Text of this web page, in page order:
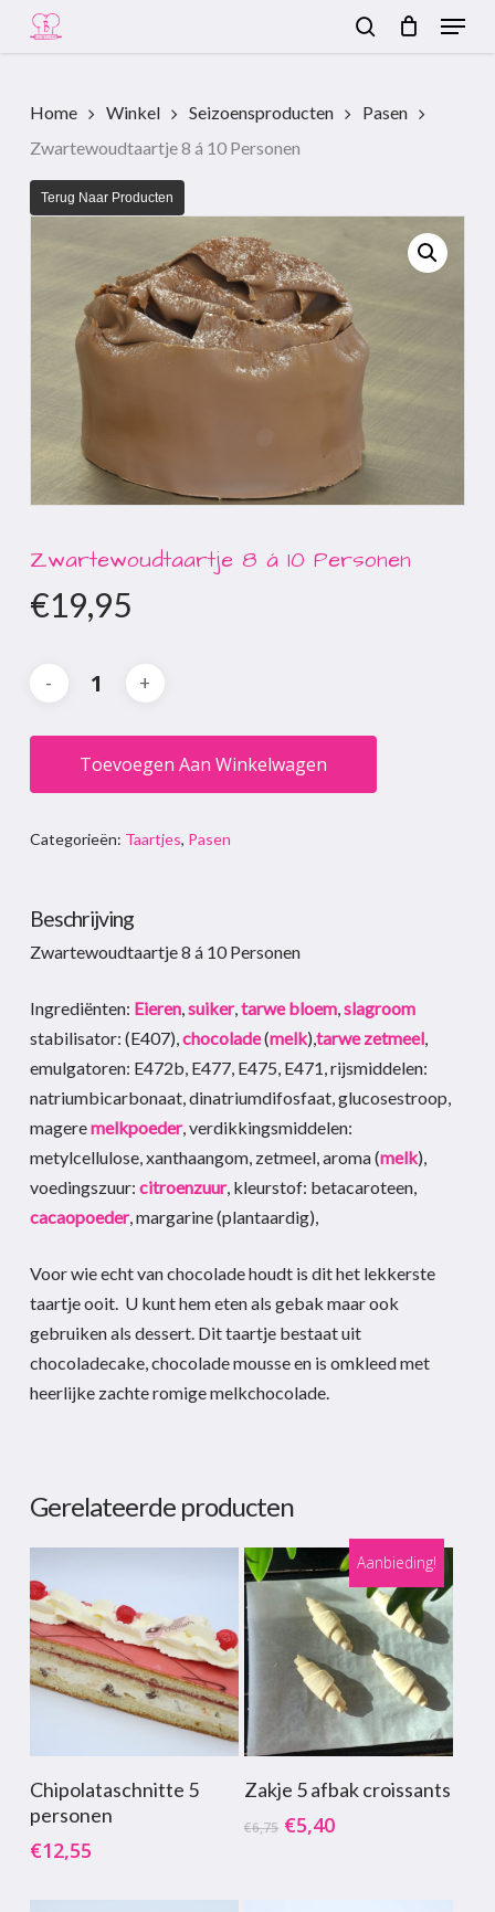
content
Menu
Home Winkel Seizoensproducten
Pasen
Zwartewoudtaartje 8 á 10 Personen
Terug Naar Producten
Zwartewoudtaartje 8 á 10 Personen
€19,95
Toevoegen Aan Winkelwagen
Categorieën: Taartjes, Pasen
Beschrijving
Zwartewoudtaartje 8 á 10 Personen
Ingrediënten: Eieren, suiker, tarwe bloem, slagroom
stabilisator: (E407), chocolade(melk), tarwe zetmeel,
emulgatoren: E472b, E477, E475, E471, rijsmiddelen:
natriumbicarbonaat, dinatriumdifosfaat, glucosestroop,
mageremelkpoeder, verdikkingsmiddelen:
metylcellulose, xanthaangom, zetmeel, aroma (melk),
voedingszuur: citroenzuur, kleurstof: betacaroteen,
cacaopoeder, margarine (plantaardig),
Voor wie echt van chocolade houdt is dit het lekkerste
taartje ooit. U kunt hem eten als gebak maar ook
gebruiken als dessert. Dit taartje bestaat uit
chocoladecake, chocolade mousse en is omkleed met
heerlijke zachte romige melkchocolade.
Gerelateerde producten
Toevoegen Aan
Chipolataschnitte 5
personen
€12,55
Aanbieding!
Toevoegen Aan
Zakje 5 afbak croissants
€6,75 Oorspronkelijke
€5,40Huidige